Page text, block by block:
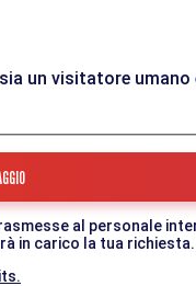
un visitatore umano
al personale
in carico la tua richiesta.